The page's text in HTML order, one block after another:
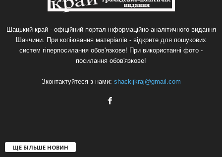
Шацький край - офіційний портал інформаційно-аналітичного видання
Шаччини. При копіювання матеріалів - відкрите для пошукових
систем гіперпосилання обов'язкове! При використанні фото -
посилання обов'язкове!
Зконтактуйтеся з нами: shackijkraj@gmail.com
ЩЕ БІЛЬШЕ НОВИН